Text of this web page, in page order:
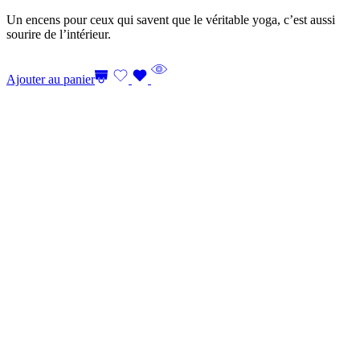
Un encens pour ceux qui savent que le véritable yoga, c’est aussi
sourire de l’intérieur.
Ajouter au panier